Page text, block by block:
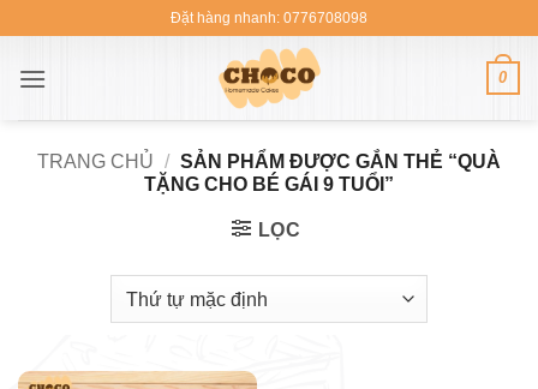
nội
Đặt hàng nhanh: 0776708098
0
TRANG CHỦ / SẢN PHẨM ĐƯỢC GẮN THẺ “QUÀ
TẶNG CHO BÉ GÁI 9 TUỔI”
LỌC